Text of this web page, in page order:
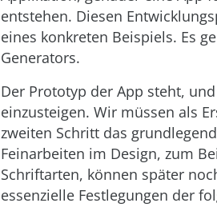
entstehen. Diesen
eines konkreten Beispiels. Es
Generators.
Der Prototyp der App steht,
einzusteigen. Wir müssen als
zweiten Schritt das
Feinarbeiten im Design, zum
Schriftarten, können später
essenzielle Festlegungen der